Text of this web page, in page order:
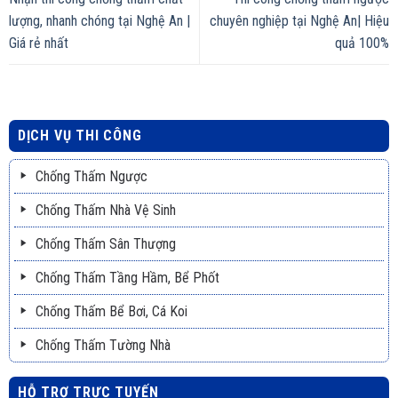
lượng, nhanh chóng tại Nghệ An |
Giá rẻ nhất
chuyên nghiệp tại Nghệ An| Hiệu
quả 100%
DỊCH VỤ THI CÔNG
Chống Thấm Ngược
Chống Thấm Nhà Vệ Sinh
Chống Thấm Sân Thượng
Chống Thấm Tầng Hầm, Bể Phốt
Chống Thấm Bể Bơi, Cá Koi
Chống Thấm Tường Nhà
HỖ TRỢ TRỰC TUYẾN